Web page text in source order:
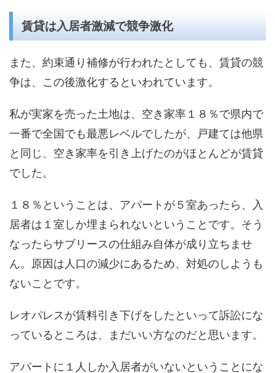
賃貸は入居者激減で競争激化
また、約束通り補修が行われたとしても、賃貸の競
争は、この後激化するといわれています。
私が実家を売った土地は、空き家率１８％で県内で
一番で全国でも最悪レベルでしたが、戸建ては他県
と同じ、空き家率を引き上げたのがほとんどが賃貸
でした。
１８％ということは、アパートが５室あったら、入
居者は１室しか埋まられないということです。そう
なったらサブリースの仕組み自体が成り立ちませ
ん。原因は人口の減少にあるため、対処のしようも
ないことです。
レオパレスが賃料引き下げをしたといって訴訟にな
っているところは、まだいい方なのだと思います。
アパートに１人しか入居者がいないということにな